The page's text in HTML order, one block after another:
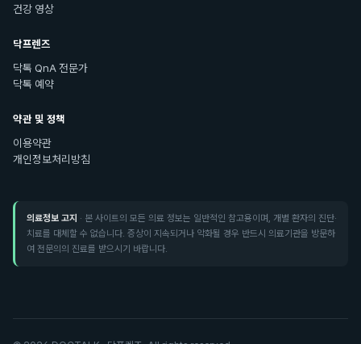
건강 영상
닥프렌즈
닥톡 QnA 전문가
닥톡 예약
약관 및 정책
이용약관
개인정보처리방침
의료정보 고지 · 본 사이트의 모든 의료 정보는 일반적인 참고용이며, 개별 환자의 진단·
치료를 대체할 수 없습니다. 증상이 지속되거나 악화될 경우 반드시 의료기관을 방문하
여 전문의의 진료를 받으시기 바랍니다.